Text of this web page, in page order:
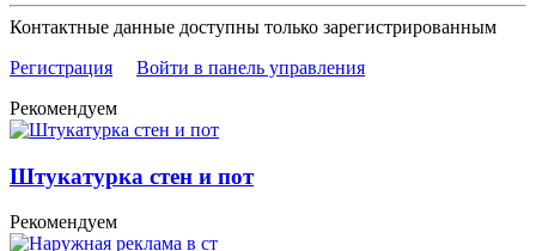
Контактные данные доступны только зарегистрированным
Регистрация
Войти в панель управления
Рекомендуем
Штукатурка стен и пот
Рекомендуем